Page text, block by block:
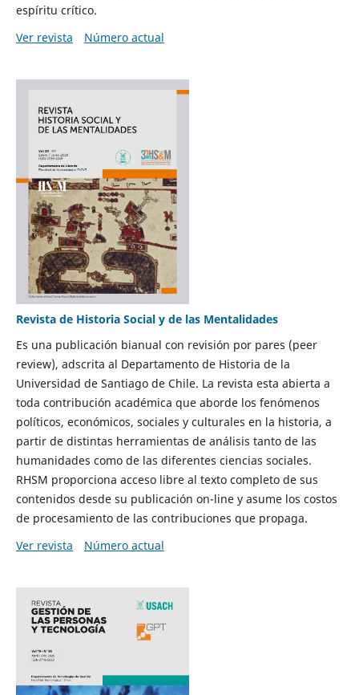
espíritu crítico.
Ver revista
Número actual
Revista de Historia Social y de las Mentalidades
Es una publicación bianual con revisión por pares (peer
review), adscrita al Departamento de Historia de la
Universidad de Santiago de Chile. La revista esta abierta a
toda contribución académica que aborde los fenómenos
políticos, económicos, sociales y culturales en la historia, a
partir de distintas herramientas de análisis tanto de las
humanidades como de las diferentes ciencias sociales.
RHSM proporciona acceso libre al texto completo de sus
contenidos desde su publicación on-line y asume los costos
de procesamiento de las contribuciones que propaga.
Ver revista
Número actual